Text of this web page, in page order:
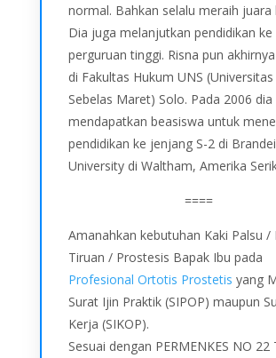
normal. Bahkan selalu meraih juara
Dia juga melanjutkan pendidikan ke
perguruan tinggi. Risna pun
di Fakultas Hukum UNS
Sebelas Maret) Solo. Pada 2006 dia
mendapatkan beasiswa untuk
pendidikan ke jenjang S-2 di
University di Waltham, Amerika
====
Amanahkan kebutuhan Kaki Palsu /
Tiruan / Prostesis Bapak Ibu pada
Profesional Ortotis Prostetis yang
Surat Ijin Praktik (SIPOP) maupun
Kerja (SIKOP).
Sesuai dengan PERMENKES NO 22